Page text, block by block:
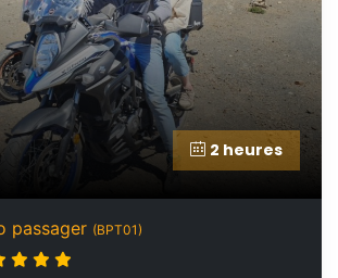
2 heures
passager (BPT01)